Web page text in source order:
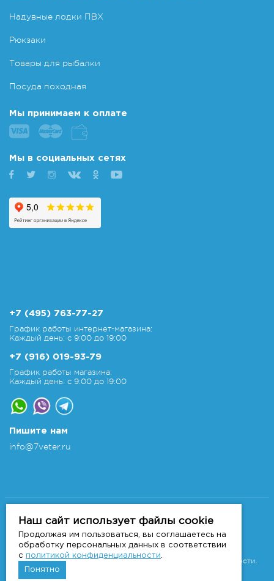
Надувные лодки ПВХ
Рюкзаки
Товары для рыбалки
Посуда походная
Мы принимаем к оплате
Мы в социальных сетях
+7 (495) 763-77-27
График работы интернет-магазина:
Каждый день: с 9:00 до 19:00
+7 (916) 019-93-79
График работы магазина:
Каждый день: с 9:00 до 19:00
Пишите нам
info@7veter.ru
Интернет-магазин "На Семи Ветрах". Все права
Информация не является публичной офертой, которая
определяется
положениями Статьи 437 ГК РФ.Политика конфиденциальности.
Наш сайт использует файлы cookie
Продолжая им пользоваться, вы соглашаетесь на
обработку персональных данных в соответствии
с политикой конфиденциальности
Понятно